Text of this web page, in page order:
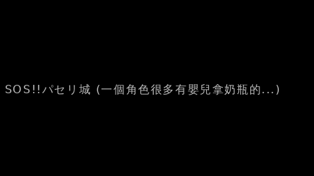
パセリ城 (一個角色很多有嬰兒拿奶瓶的...)